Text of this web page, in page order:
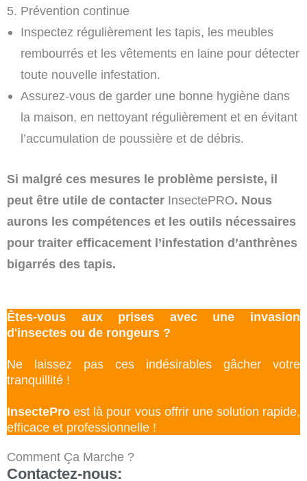
5. Prévention continue
Inspectez régulièrement les tapis, les meubles
rembourrés et les vêtements en laine pour détecter
toute nouvelle infestation.
Assurez-vous de garder une bonne hygiène dans
la maison, en nettoyant régulièrement et en évitant
l’accumulation de poussière et de débris.
Si malgré ces mesures le problème persiste, il
peut être utile de contacter InsectePRO. Nous
aurons les compétences et les outils nécessaires
pour traiter efficacement l’infestation d’anthrènes
bigarrés des tapis.
Êtes-vous aux prises avec une invasion
d'insectes ou de rongeurs ?
Ne laissez pas ces indésirables gâcher votre
tranquillité !
InsectePro est là pour vous offrir une solution rapide,
efficace et professionnelle !
Comment Ça Marche ?
Contactez-nous: